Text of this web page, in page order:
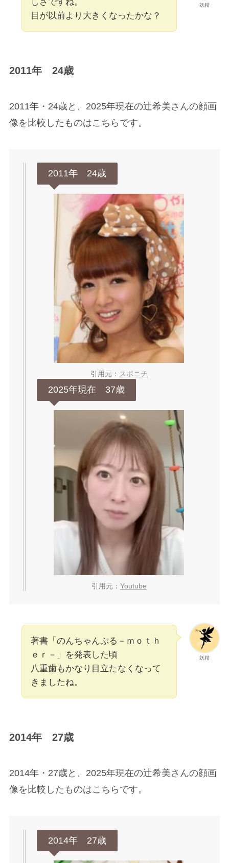
妖精
目が以前より大きくなったかな？
2011年 24歳
2011年・24歳と、2025年現在の辻希美さんの顔画
像を比較したものはこちらです。
2011年 24歳
引用元： スポニチ
2025年現在 37歳
引用元： Youtube
妖精
著書「のんちゃんぷる－ｍｏｔｈ
ｅｒ－」を発表した頃
八重歯もかなり目立たなくなって
きましたね。
2014年 27歳
2014年・27歳と、2025年現在の辻希美さんの顔画
像を比較したものはこちらです。
2014年 27歳